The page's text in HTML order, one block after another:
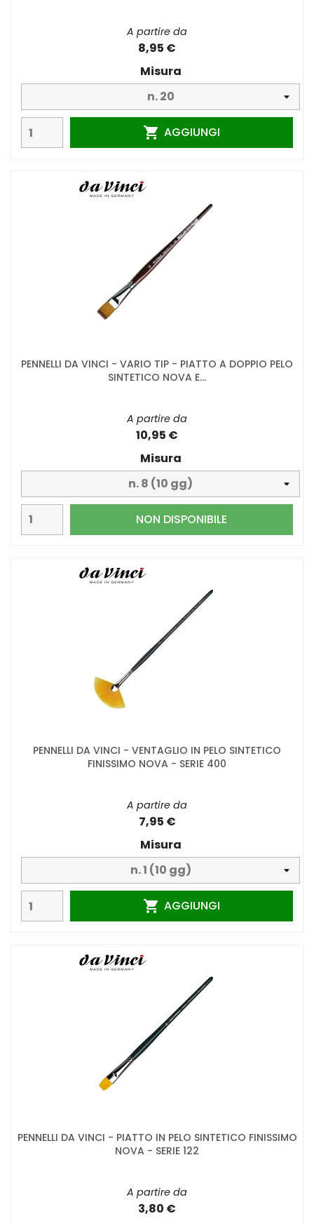
A partire da
8,95 €
Misura
 AGGIUNGI
PENNELLI DA VINCI - VARIO TIP - PIATTO A DOPPIO PELO
SINTETICO NOVA E...
A partire da
10,95 €
Misura
NON DISPONIBILE
PENNELLI DA VINCI - VENTAGLIO IN PELO SINTETICO
FINISSIMO NOVA - SERIE 400
A partire da
7,95 €
Misura
 AGGIUNGI
PENNELLI DA VINCI - PIATTO IN PELO SINTETICO FINISSIMO
NOVA - SERIE 122
A partire da
3,80 €